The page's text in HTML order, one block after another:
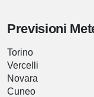
Previsioni
Torino
Vercelli
Novara
Cuneo